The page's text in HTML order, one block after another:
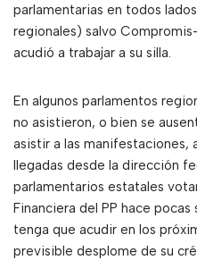
parlamentarias en todos
regionales) salvo
acudió a trabajar a su silla.
En algunos parlamentos
no asistieron, o bien se
asistir a las manifestaciones,
llegadas desde la dirección
parlamentarios estatales
Financiera del PP hace
tenga que acudir en los
previsible desplome de su